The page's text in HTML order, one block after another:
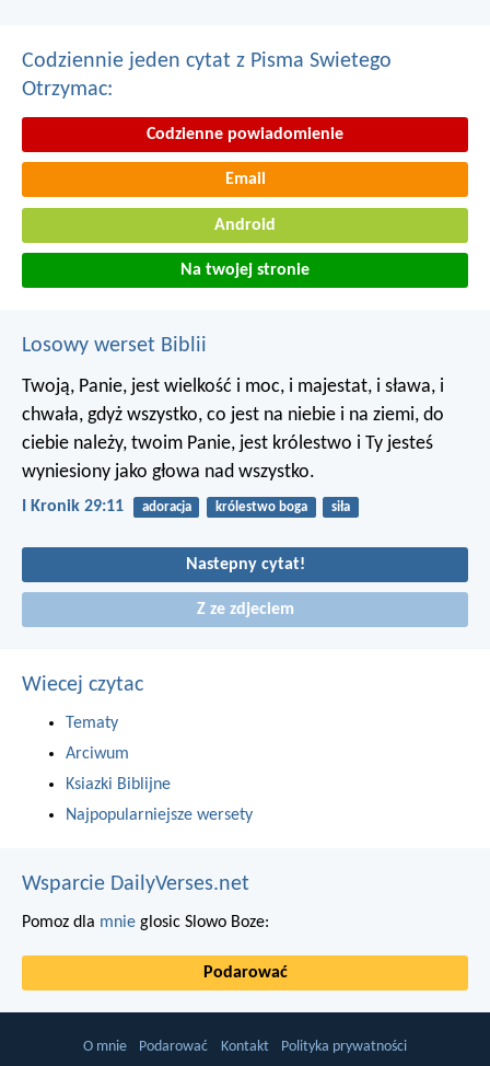
Codziennie jeden cytat z Pisma Swietego
Otrzymac:
Codzienne powiadomienie
Email
Android
Na twojej stronie
Losowy werset Biblii
Twoją, Panie, jest wielkość i moc, i majestat, i sława, i
chwała, gdyż wszystko, co jest na niebie i na ziemi, do
ciebie należy, twoim Panie, jest królestwo i Ty jesteś
wyniesiony jako głowa nad wszystko.
I Kronik 29:11 adoracja królestwo boga siła
Nastepny cytat!
Z ze zdjeciem
Wiecej czytac
Tematy
Arciwum
Ksiazki Biblijne
Najpopularniejsze wersety
Wsparcie DailyVerses.net
Pomoz dla mnie glosic Slowo Boze:
Podarować
O mnie Podarować Kontakt Polityka prywatności